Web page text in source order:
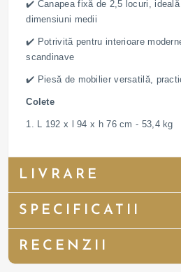
✔️ Canapea fixă de 2,5 locuri,
dimensiuni medii
✔️ Potrivită pentru interioare
scandinave
✔️ Piesă de mobilier versatilă,
Colete
1. L 192 x l 94 x h 76 cm - 53,4 kg
LIVRARE
SPECIFICATII
RECENZII